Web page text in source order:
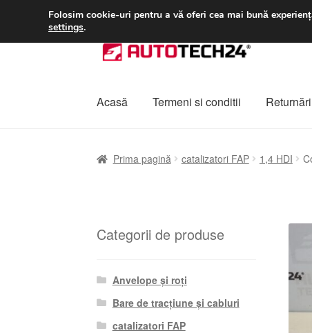
LIVRARE de la 33 lei
Sari
la
Sari
la
Acasă
Termeni si conditii
Prima pagină catalizatori FAP 1,4 HDI
Categorii de produse
Anvelope și roți
Bare de tracțiune și cabluri
catalizatori FAP
Folosim cookie-uri pentru a vă oferi cea mai bună
settings.